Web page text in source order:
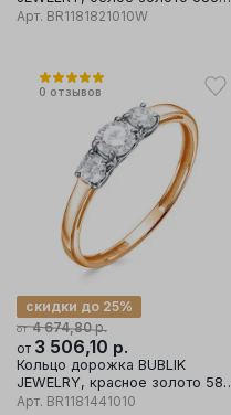
проба, вставка бриллиант
Арт. BR1181821010W
0 отзывов
от 4 674,80р.
скидки до 25%
от 3 506,10 р.
Кольцо дорожка BUBLIK
JEWELRY, красное золото 585
проба, вставка бриллиант
Арт. BR1181441010